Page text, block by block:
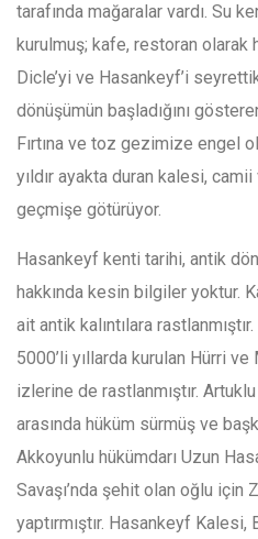
tarafında mağaralar vardı. Su
kurulmuş; kafe, restoran olarak
Dicle’yi ve Hasankeyf’i
dönüşümün başladığını
Fırtına ve toz gezimize engel
yıldır ayakta duran kalesi,
geçmişe götürüyor.
Hasankeyf kenti tarihi, antik
hakkında kesin bilgiler yoktur.
ait antik kalıntılara
5000’li yıllarda kurulan Hürri
izlerine de rastlanmıştır.
arasında hüküm sürmüş ve
Akkoyunlu hükümdarı Uzun
Savaşı’nda şehit olan oğlu için
yaptırmıştır. Hasankeyf